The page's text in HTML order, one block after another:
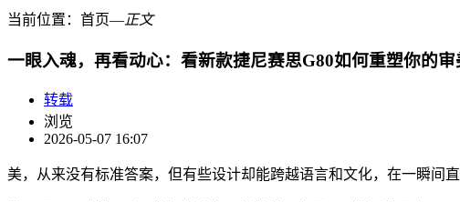
当前位置： 首页―正文
一眼入魂，再看动心：看新款捷尼赛思G80如何重塑你的审
转载
浏览
2026-05-07 16:07
美，从来没有标准答案，但有些设计却能跨越语言和文化，在一瞬间直